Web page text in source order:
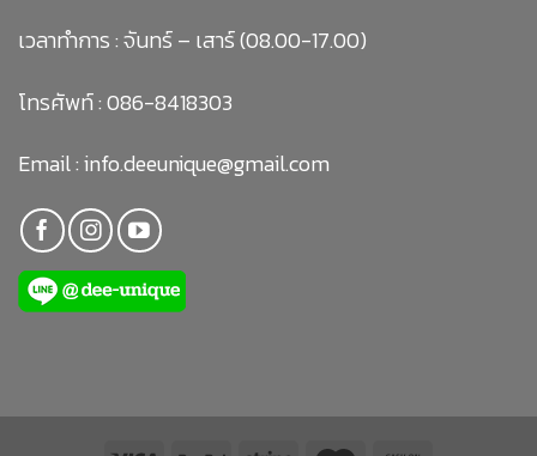
เวลาทำการ : จันทร์ – เสาร์ (08.00-17.00)
โทรศัพท์ :086-8418303
Email :info.deeunique@gmail.com